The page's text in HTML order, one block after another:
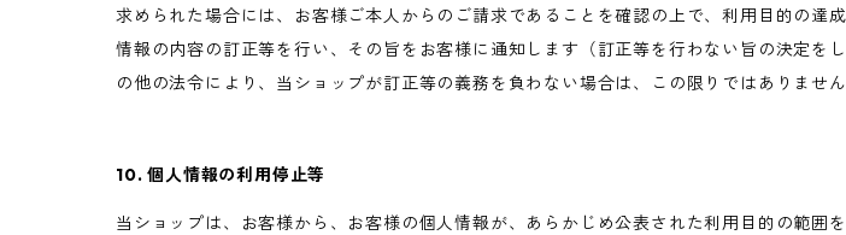
求められた場合には、お客様ご本人からのご請求であることを確認の上で、利用目的の
情報の内容の訂正等を行い、その旨をお客様に通知します（訂正等を行わない旨の決定
の他の法令により、当ショップが訂正等の義務を負わない場合は、この限りではありません
10. 個人情報の利用停止等
当ショップは、お客様から、お客様の個人情報が、あらかじめ公表された利用目的の範